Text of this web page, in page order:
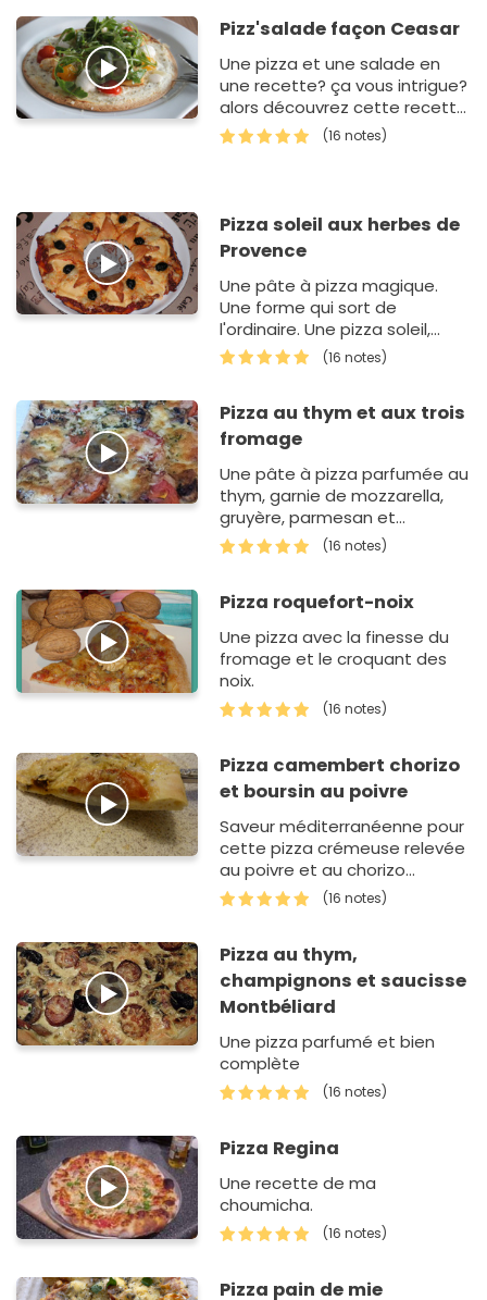
Pizz'salade façon Ceasar
Une pizza et une salade en
une recette? ça vous intrigue?
alors découvrez cette recette
toute simple, légère et
délicieuse :)
(16 notes)
Pizza soleil aux herbes de
Provence
Une pâte à pizza magique.
Une forme qui sort de
l'ordinaire. Une pizza soleil,
magique...
(16 notes)
Pizza au thym et aux trois
fromage
Une pâte à pizza parfumée au
thym, garnie de mozzarella,
gruyère, parmesan et
champignons de Paris, un
enchantement pour les
(16 notes)
Pizza roquefort-noix
Une pizza avec la finesse du
fromage et le croquant des
noix.
(16 notes)
Pizza camembert chorizo
et boursin au poivre
Saveur méditerranéenne pour
cette pizza crémeuse relevée
au poivre et au chorizo
pimenté.
(16 notes)
Pizza au thym,
champignons et saucisse
Montbéliard
Une pizza parfumé et bien
complète
(16 notes)
Pizza Regina
Une recette de ma
choumicha.
(16 notes)
Pizza pain de mie